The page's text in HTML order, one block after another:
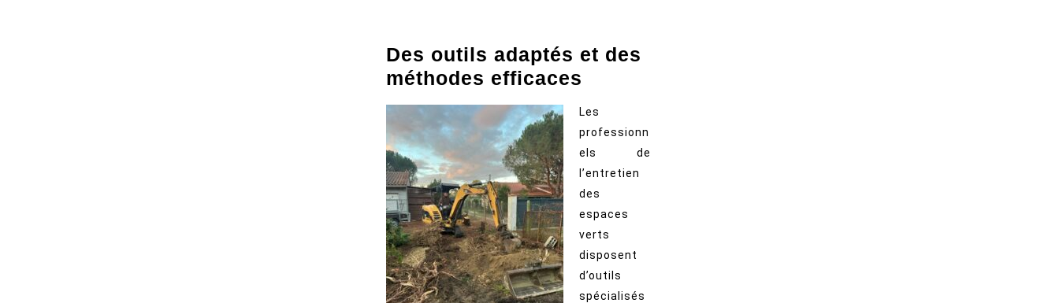
Des outils adaptés et des
méthodes efficaces
Les
professionn
els de
l’entretien
des
espaces
verts
disposent
d’outils
spécialisés